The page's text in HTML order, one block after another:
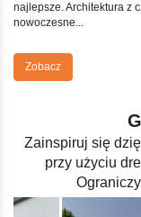
najlepsze. Architektura z
nowoczesne...
Zobacz
Zainspiruj się
przy użyciu